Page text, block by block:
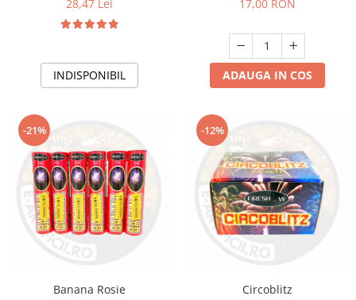
28,47 Lei
INDISPONIBIL
17,00 RON
ADAUGA IN COS
-21%
Banana Rosie
-12%
Circoblitz